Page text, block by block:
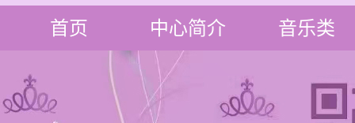
首页 中心简介 音乐类